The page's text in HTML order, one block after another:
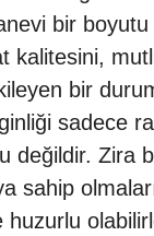
bir boyutu
kalitesini,
bir
sadece
değildir. Zira
sahip
huzurlu